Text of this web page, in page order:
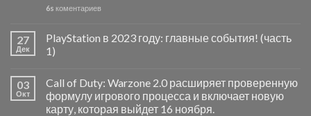
6s коментариев
27
Дек
PlayStation в 2023 году: главные события! (часть
1)
03
Окт
Call of Duty: Warzone 2.0 расширяет проверенную
формулу игрового процесса и включает новую
карту, которая выйдет 16 ноября.